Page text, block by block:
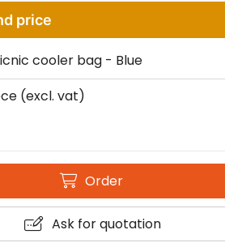
price
cooler bag - Blue
(excl. vat)
Order
Ask for quotation
laten zien hoe een
met 137
om
toegang te geven tot
de